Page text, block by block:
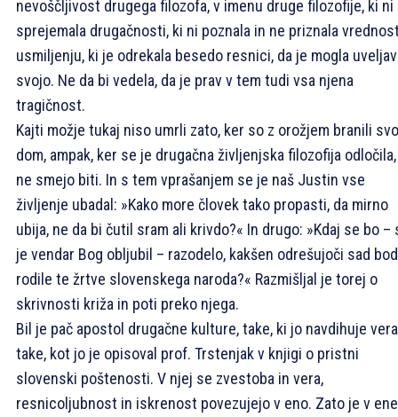
nevoščljivost drugega filozofa, v imenu druge filozofije, ki ni
sprejemala drugačnosti, ki ni poznala in ne priznala
usmiljenju, ki je odrekala besedo resnici, da je mogla
svojo. Ne da bi vedela, da je prav v tem tudi vsa njena
tragičnost.
Kajti možje tukaj niso umrli zato, ker so z orožjem branili
dom, ampak, ker se je drugačna življenjska filozofija
ne smejo biti. In s tem vprašanjem se je naš Justin vse
življenje ubadal: »Kako more človek tako propasti, da mirno
ubija, ne da bi čutil sram ali krivdo?« In drugo: »Kdaj se bo –
je vendar Bog obljubil – razodelo, kakšen odrešujoči sad
rodile te žrtve slovenskega naroda?« Razmišljal je torej o
skrivnosti križa in poti preko njega.
Bil je pač apostol drugačne kulture, take, ki jo navdihuje
take, kot jo je opisoval prof. Trstenjak v knjigi o pristni
slovenski poštenosti. V njej se zvestoba in vera,
resnicoljubnost in iskrenost povezujejo v eno. Zato je v